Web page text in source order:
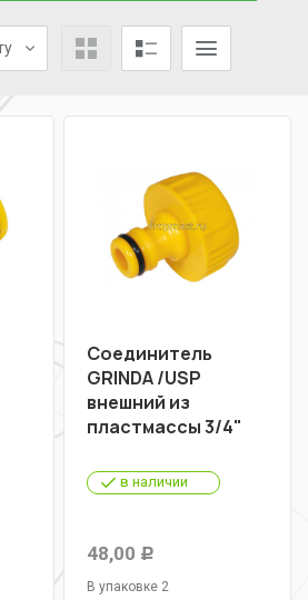
Соединитель
GRINDA /USP
внешний из
пластмассы 3/4"
в наличии
48,00 Р
В упаковке 2